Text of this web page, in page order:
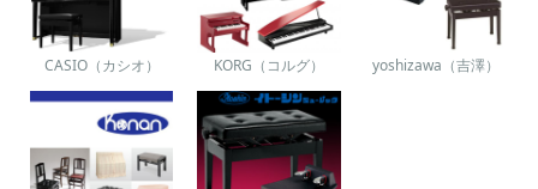
CASIO（カシオ） KORG（コルグ） yoshizawa（吉澤）